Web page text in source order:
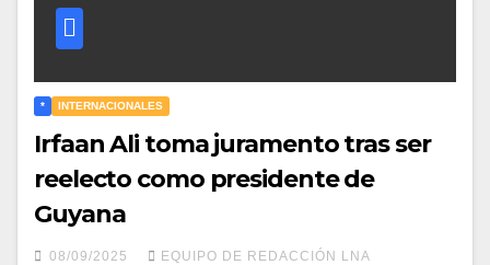
* INTERNACIONALES
Irfaan Ali toma juramento tras ser
reelecto como presidente de
Guyana
08/09/2025 EQUIPO DE REDACCIÓN LNA